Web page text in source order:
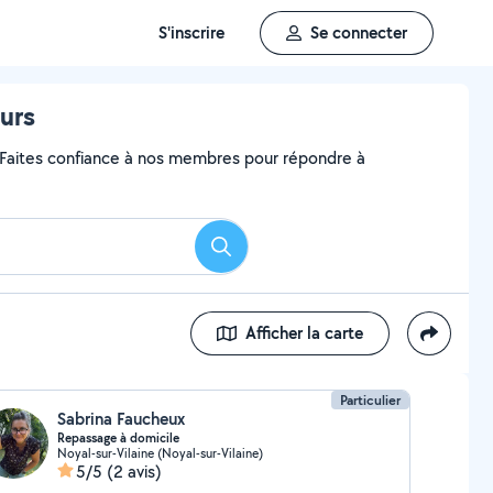
S'inscrire Se connecter
confiance à nos membres pour répondre à
Rechercher
Afficher la carte
Particulier
Sabrina Faucheux
Repassage à domicile
Noyal-sur-Vilaine (Noyal-sur-Vilaine)
5/5 (2 avis)